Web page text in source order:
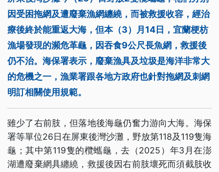
因受困拖網及遭廢棄漁網纏繞，而被救援收容，經治
療後終於能重返大海，但本（3）月14日，宜蘭梗枋
漁場發現的瀕危革龜，因吞食9公尺長魚網，救援後
仍不治。海保署表示，廢棄漁具及垃圾是海洋非常大
的危機之一，漁業署跟各地方政府也針對拖網及刺網
明訂相關使用規範。
雖少了右前肢，但落地後海龜仍奮力游向大海。海保
署等單位26日在屏東後灣沙灘，野放第118及119隻海
龜；其中第119隻的欖蠵龜，去（2025）年3月在澎
湖遭廢棄網具纏繞，救援後因右前肢壞死而須截肢收